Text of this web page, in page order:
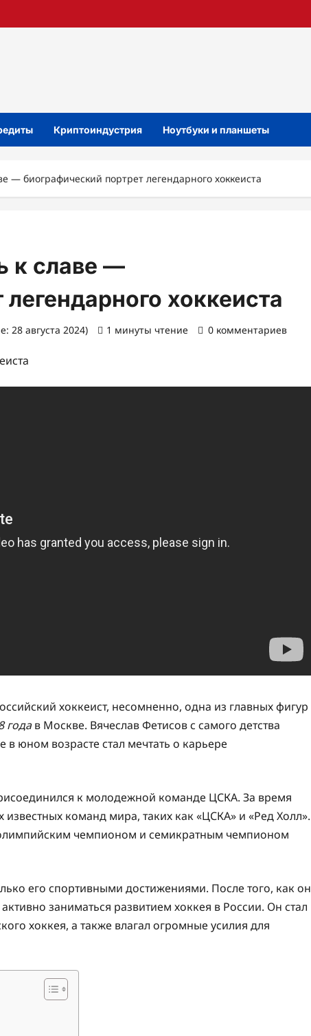
Криптоиндустрия Ноутбуки и планшеты
— биографический портрет легендарного хоккеиста
к славе —
хоккеиста
28 августа 2024) 1 минуты чтение 0 комментариев
хоккеист, несомненно, одна из главных фигур
годав Москве. Вячеслав Фетисов с самого детства
в юном возрасте стал мечтать о карьере
к молодежной команде ЦСКА. За время
команд мира, таких как «ЦСКА» и «Ред Холл».
чемпионом и семикратным чемпионом
его спортивными достижениями. После того, как он
заниматься развитием хоккея в России. Он стал
хоккея, а также влагал огромные усилия для